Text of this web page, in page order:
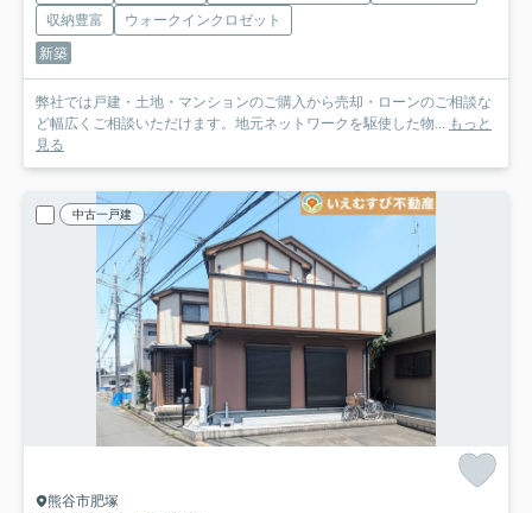
収納豊富
ウォークインクロゼット
新築
弊社では戸建・土地・マンションのご購入から売却・ローンのご相談な
ど幅広くご相談いただけます。地元ネットワークを駆使した物... もっと
見る
中古一戸建
熊谷市肥塚